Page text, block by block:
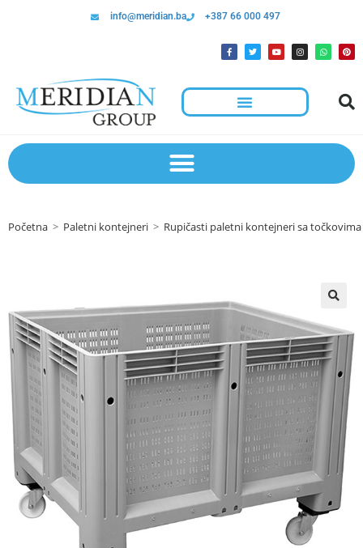
info@meridian.ba +387 66 000 497
Početna > Paletni kontejneri > Rupičasti paletni kontejneri sa točkovima